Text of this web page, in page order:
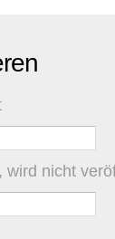
wird nicht